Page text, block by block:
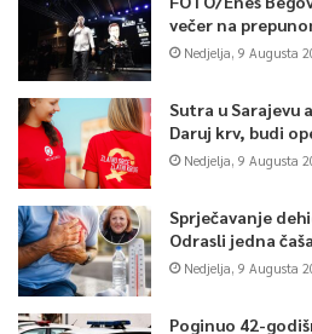
večer na
Nedjelja, 9 Augusta
Sutra u Sarajevu
Daruj krv, budi
Nedjelja, 9 Augusta
Sprječavanje
Odrasli jedna
Nedjelja, 9 Augusta
Poginuo 42-